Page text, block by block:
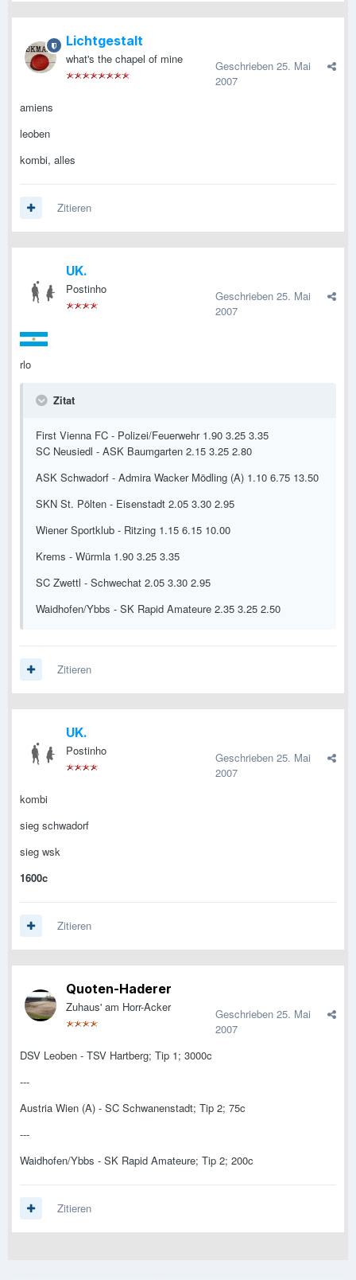
Lichtgestalt
what's the chapel of mine Geschrieben 25. Mai
2007
amiens
leoben
kombi, alles
Zitieren
UK.
Postinho Geschrieben 25. Mai
2007
rlo
Zitat
First Vienna FC - Polizei/Feuerwehr 1.90 3.25 3.35
SC Neusiedl - ASK Baumgarten 2.15 3.25 2.80
ASK Schwadorf - Admira Wacker Mödling (A) 1.10 6.75 13.50
SKN St. Pölten - Eisenstadt 2.05 3.30 2.95
Wiener Sportklub - Ritzing 1.15 6.15 10.00
Krems - Würmla 1.90 3.25 3.35
SC Zwettl - Schwechat 2.05 3.30 2.95
Waidhofen/Ybbs - SK Rapid Amateure 2.35 3.25 2.50
Zitieren
UK.
Postinho Geschrieben 25. Mai
2007
kombi
sieg schwadorf
sieg wsk
1600c
Zitieren
Quoten-Haderer
Zuhaus' am Horr-Acker Geschrieben 25. Mai
2007
DSV Leoben - TSV Hartberg; Tip 1; 3000c
---
Austria Wien (A) - SC Schwanenstadt; Tip 2; 75c
---
Waidhofen/Ybbs - SK Rapid Amateure; Tip 2; 200c
Zitieren